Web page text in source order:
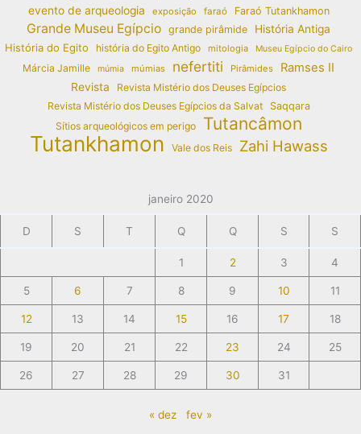
evento de arqueologia exposição faraó Faraó Tutankhamon
Grande Museu Egípcio grande pirâmide
História Antiga
História do Egito
história do Egito Antigo mitologia Museu Egípcio do Cairo
Márcia Jamille múmia múmias nefertiti Pirâmides Ramses II
Revista
Revista Mistério dos Deuses Egípcios
Revista Mistério dos Deuses Egípcios da Salvat
Saqqara
Sítios arqueológicos em perigo
Tutancâmon
Tutankhamon Vale dos Reis Zahi Hawass
janeiro 2020
D S T Q Q S S
1 2 3 4
5 6 7 8 9 10 11
12 13 14 15 16 17 18
19 20 21 22 23 24 25
26 27 28 29 30 31
« dez fev »